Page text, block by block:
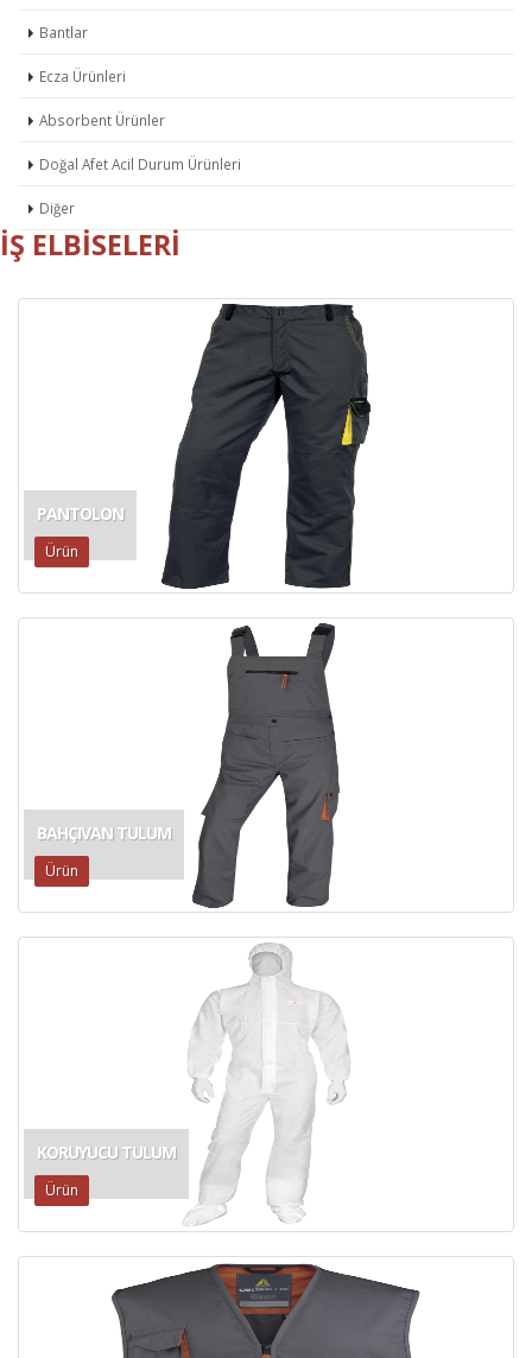
Bantlar
Ecza Ürünleri
Absorbent Ürünler
Doğal Afet Acil Durum Ürünleri
Diğer
İŞ ELBISELERI
PANTOLON
Ürün
BAHÇIVAN TULUM
Ürün
KORUYUCU TULUM
Ürün